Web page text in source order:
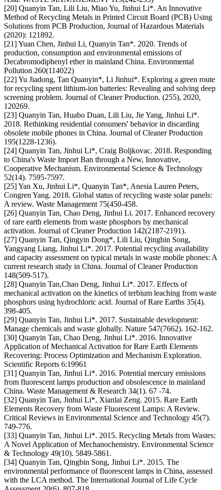
[20] Quanyin Tan, Lili Liu, Miao Yu, Jinhui Li*. An Innovative
Method of Recycling Metals in Printed Circuit Board (PCB) Using
Solutions from PCB Production, Journal of Hazardous Materials
(2020): 121892.
[21] Yuan Chen, Jinhui Li, Quanyin Tan*. 2020. Trends of
production, consumption and environmental emissions of
Decabromodiphenyl ether in mainland China. Environmental
Pollution 260(114022)
[22] Yu Jiadong, Tan Quanyin*, Li Jinhui*. Exploring a green route
for recycling spent lithium-ion batteries: Revealing and solving deep
screening problem. Journal of Cleaner Production. (255), 2020,
120269.
[23] Quanyin Tan, Huabo Duan, Lili Liu, Jie Yang, Jinhui Li*.
2018. Rethinking residential consumers' behavior in discarding
obsolete mobile phones in China. Journal of Cleaner Production
195(1228-1236).
[24] Quanyin Tan, Jinhui Li*, Craig Boljkovac. 2018. Responding
to China's Waste Import Ban through a New, Innovative,
Cooperative Mechanism. Environmental Science & Technology
52(14). 7595-7597.
[25] Yan Xu, Jinhui Li*, Quanyin Tan*, Anesia Lauren Peters,
Congren Yang. 2018. Global status of recycling waste solar panels:
A review. Waste Management 75(450-458.
[26] Quanyin Tan, Chao Deng, Jinhui Li. 2017. Enhanced recovery
of rare earth elements from waste phosphors by mechanical
activation. Journal of Cleaner Production 142(2187-2191).
[27] Quanyin Tan, Qingyin Dong*, Lili Liu, Qingbin Song,
Yangyang Liang, Jinhui Li*. 2017. Potential recycling availability
and capacity assessment on typical metals in waste mobile phones: A
current research study in China. Journal of Cleaner Production
148(509-517).
[28] Quanyin Tan,Chao Deng, Jinhui Li*. 2017. Effects of
mechanical activation on the kinetics of terbium leaching from waste
phosphors using hydrochloric acid. Journal of Rare Earths 35(4).
398-405.
[29] Quanyin Tan, Jinhui Li*. 2017. Sustainable development:
Manage chemicals and waste globally. Nature 547(7662). 162-162.
[30] Quanyin Tan, Chao Deng, Jinhui Li*. 2016. Innovative
Application of Mechanical Activation for Rare Earth Elements
Recovering: Process Optimization and Mechanism Exploration.
Scientific Reports 6:19961
[31] Quanyin Tan, Jinhui Li*. 2016. Potential mercury emissions
from fluorescent lamps production and obsolescence in mainland
China. Waste Management & Research 34(1). 67 -74.
[32] Quanyin Tan, Jinhui Li*, Xianlai Zeng. 2015. Rare Earth
Elements Recovery from Waste Fluorescent Lamps: A Review.
Critical Reviews in Environmental Science and Technology 45(7).
749-776.
[33] Quanyin Tan, Jinhui Li*. 2015. Recycling Metals from Wastes:
A Novel Application of Mechanochemistry. Environmental Science
& Technology 49(10). 5849-5861.
[34] Quanyin Tan, Qingbin Song, Jinhui Li*. 2015. The
environmental performance of fluorescent lamps in China, assessed
with the LCA method. The International Journal of Life Cycle